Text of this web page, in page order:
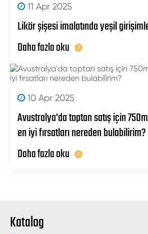
11 Apr 2025
Likör şişesi imalatında yeşil
Daha fazla oku
10 Apr 2025
Avustralya'da toptan satış için
en iyi fırsatları nereden bulabilirim?
Daha fazla oku
Katalog